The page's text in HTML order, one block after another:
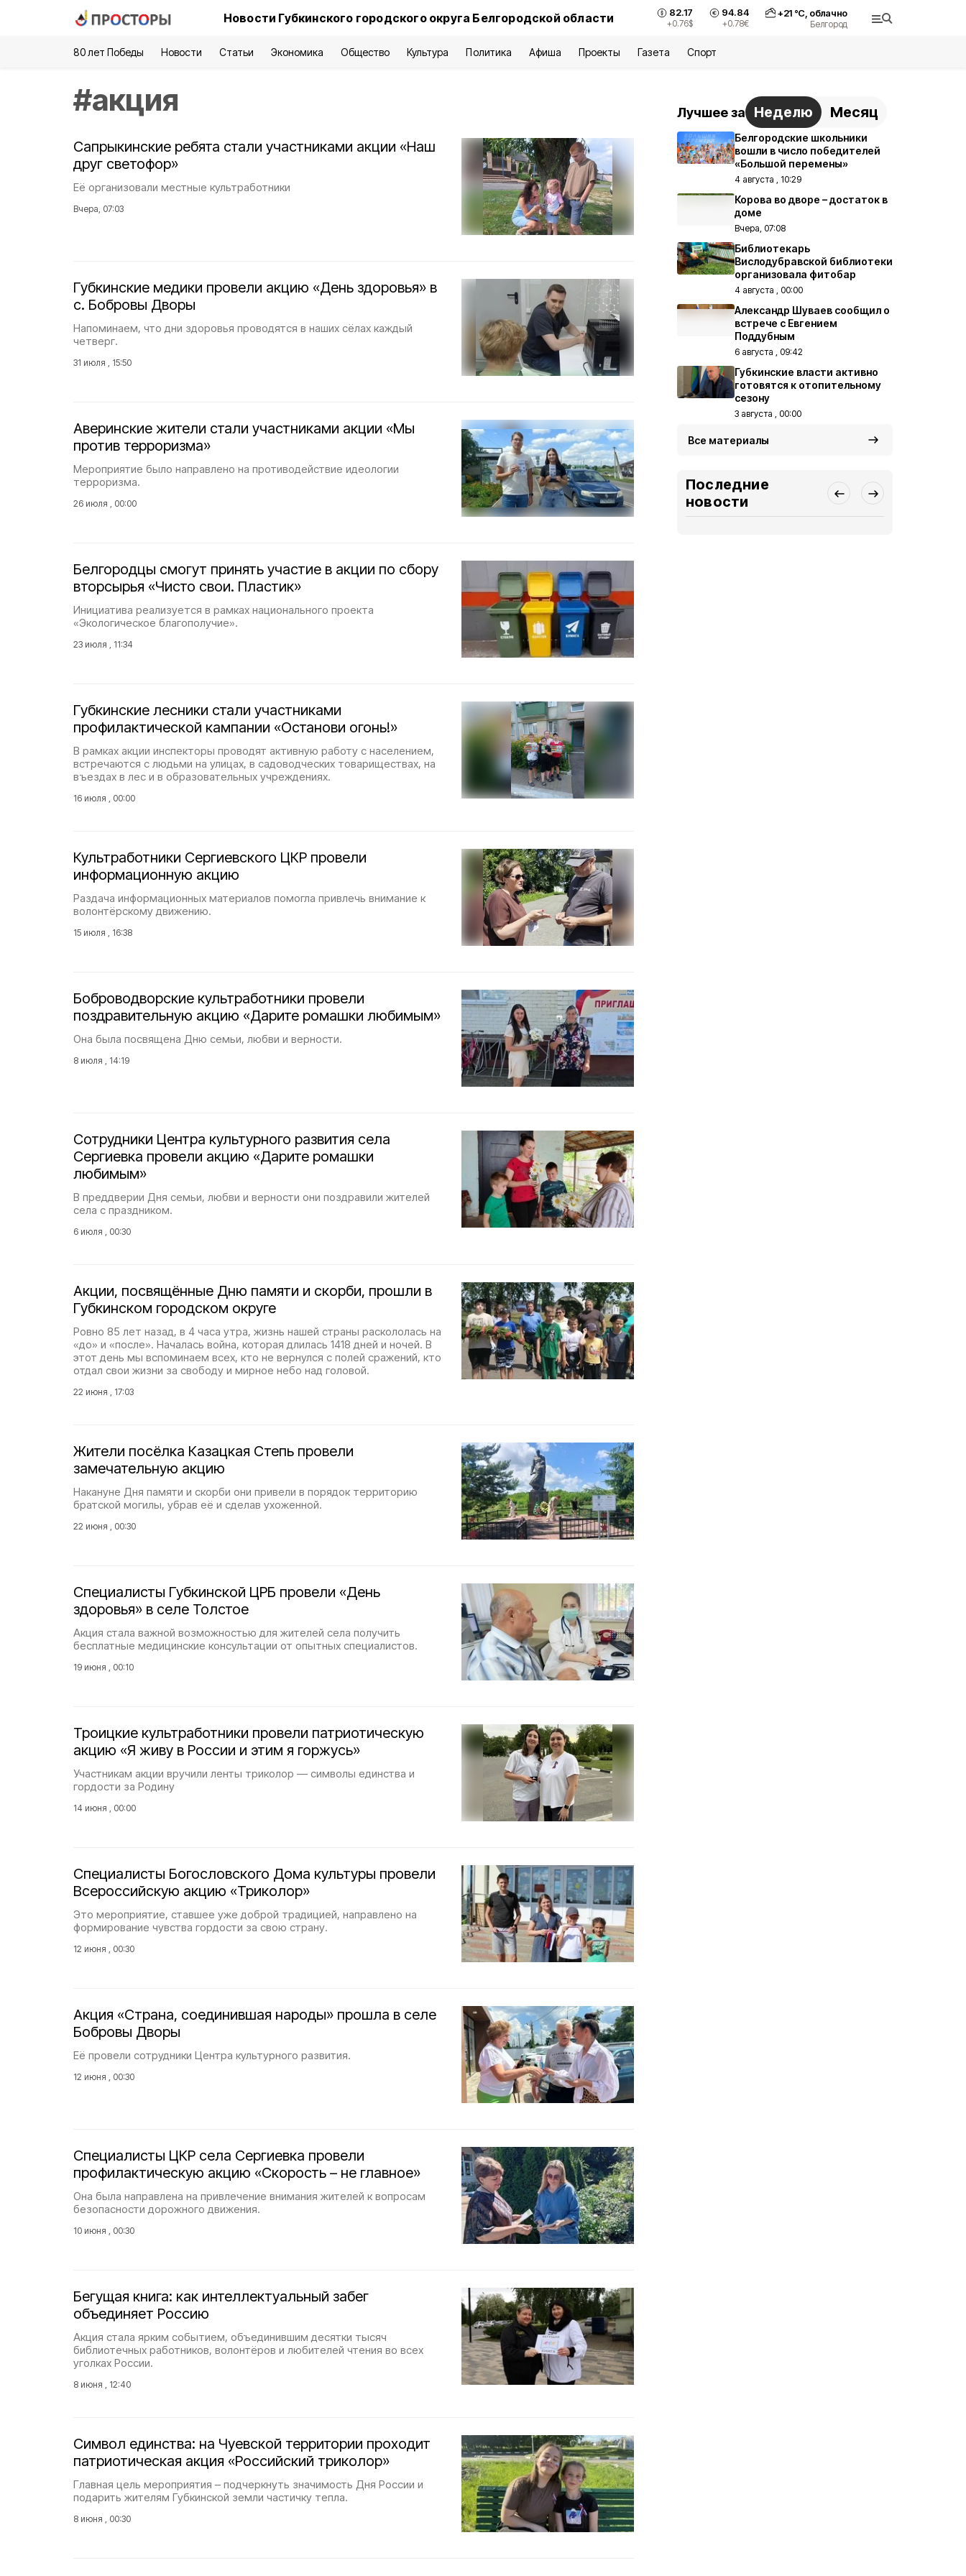
Новости Губкинского городского округа Белгородской области 82.17
+0.76$
94.84
+0.78€
+21°С, облачно
Белгород
80 лет Победы Новости Статьи Экономика Общество Культура Политика Афиша Проекты Газета Спорт
#акция
Сапрыкинские ребята стали участниками акции «Наш
друг светофор»
Её организовали местные культработники
Вчера, 07:03
Губкинские медики провели акцию «День здоровья» в
с. Бобровы Дворы
Напоминаем, что дни здоровья проводятся в наших сёлах каждый
четверг.
31 июля , 15:50
Аверинские жители стали участниками акции «Мы
против терроризма»
Мероприятие было направлено на противодействие идеологии
терроризма.
26 июля , 00:00
Белгородцы смогут принять участие в акции по сбору
вторсырья «Чисто свои. Пластик»
Инициатива реализуется в рамках национального проекта
«Экологическое благополучие».
23 июля , 11:34
Губкинские лесники стали участниками
профилактической кампании «Останови огонь!»
В рамках акции инспекторы проводят активную работу с населением,
встречаются с людьми на улицах, в садоводческих товариществах, на
въездах в лес и в образовательных учреждениях.
16 июля , 00:00
Культработники Сергиевского ЦКР провели
информационную акцию
Раздача информационных материалов помогла привлечь внимание к
волонтёрскому движению.
15 июля , 16:38
Боброводворские культработники провели
поздравительную акцию «Дарите ромашки любимым»
Она была посвящена Дню семьи, любви и верности.
8 июля , 14:19
Сотрудники Центра культурного развития села
Сергиевка провели акцию «Дарите ромашки
любимым»
В преддверии Дня семьи, любви и верности они поздравили жителей
села с праздником.
6 июля , 00:30
Акции, посвящённые Дню памяти и скорби, прошли в
Губкинском городском округе
Ровно 85 лет назад, в 4 часа утра, жизнь нашей страны раскололась на
«до» и «после». Началась война, которая длилась 1418 дней и ночей. В
этот день мы вспоминаем всех, кто не вернулся с полей сражений, кто
отдал свои жизни за свободу и мирное небо над головой.
22 июня , 17:03
Жители посёлка Казацкая Степь провели
замечательную акцию
Накануне Дня памяти и скорби они привели в порядок территорию
братской могилы, убрав её и сделав ухоженной.
22 июня , 00:30
Специалисты Губкинской ЦРБ провели «День
здоровья» в селе Толстое
Акция стала важной возможностью для жителей села получить
бесплатные медицинские консультации от опытных специалистов.
19 июня , 00:10
Троицкие культработники провели патриотическую
акцию «Я живу в России и этим я горжусь»
Участникам акции вручили ленты триколор — символы единства и
гордости за Родину
14 июня , 00:00
Специалисты Богословского Дома культуры провели
Всероссийскую акцию «Триколор»
Это мероприятие, ставшее уже доброй традицией, направлено на
формирование чувства гордости за свою страну.
12 июня , 00:30
Акция «Страна, соединившая народы» прошла в селе
Бобровы Дворы
Её провели сотрудники Центра культурного развития.
12 июня , 00:30
Специалисты ЦКР села Сергиевка провели
профилактическую акцию «Скорость – не главное»
Она была направлена на привлечение внимания жителей к вопросам
безопасности дорожного движения.
10 июня , 00:30
Бегущая книга: как интеллектуальный забег
объединяет Россию
Акция стала ярким событием, объединившим десятки тысяч
библиотечных работников, волонтёров и любителей чтения во всех
уголках России.
8 июня , 12:40
Символ единства: на Чуевской территории проходит
патриотическая акция «Российский триколор»
Главная цель мероприятия – подчеркнуть значимость Дня России и
подарить жителям Губкинской земли частичку тепла.
8 июня , 00:30
Лучшее за Неделю Месяц
Белгородские школьники
вошли в число победителей
«Большой перемены»
4 августа , 10:29
Корова во дворе – достаток в
доме
Вчера, 07:08
Библиотекарь
Вислодубравской библиотеки
организовала фитобар
4 августа , 00:00
Александр Шуваев сообщил о
встрече с Евгением
Поддубным
6 августа , 09:42
Губкинские власти активно
готовятся к отопительному
сезону
3 августа , 00:00
Все материалы
Последние
новости